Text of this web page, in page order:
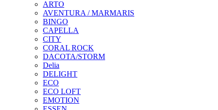
ARTO
AVENTURA / MARMARIS
BINGO
CAPELLA
CITY
CORAL ROCK
DACOTA/STORM
Delia
DELIGHT
ECO
ECO LOFT
EMOTION